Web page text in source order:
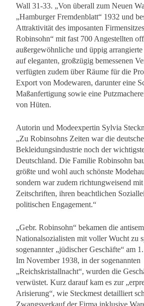
Wall 31-33. „Von überall zum Neuen
„Hamburger Fremdenblatt“ 1932 und
Attraktivität des imposanten
Robinsohn“ mit fast 700 Angestellten
außergewöhnliche und üppig
auf eleganten, großzügig bemessenen
verfügten zudem über Räume für die
Export von Modewaren, darunter eine
Maßanfertigung sowie eine
von Hüten.
Autorin und Modeexpertin Sylvia
„Zu Robinsohns Zeiten war die
Bekleidungsindustrie noch der
Deutschland. Die Familie Robinsohn
größte und wohl auch schönste
sondern war zudem richtungweisend
Zeitschriften, ihren beachtlichen
politischen Engagement.“
„Gebr. Robinsohn“ bekamen die
Nationalsozialisten mit voller Wucht zu
sogenannter „jüdischer Geschäfte“ am
Im November 1938, in der sogenannten
„Reichskristallnacht“, wurden die
verwüstet. Kurz darauf kam es zur
Arisierung“, wie Steckmest detailliert
Zwangsverkauf der Firma inklusive